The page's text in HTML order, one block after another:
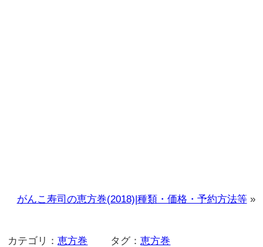
がんこ寿司の恵方巻(2018)|種類・価格・予約方法等»
カテゴリ：恵方巻 タグ：恵方巻